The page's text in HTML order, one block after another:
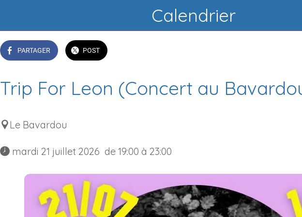
Calendrier
PARTAGER POST
Trip For Leon (Concert au
Le Bavardou
mardi 21 juillet 2026  de 19:00 à 23:00